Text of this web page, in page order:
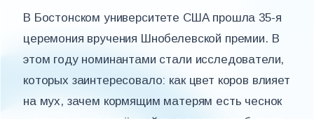
В Бостонском университете США прошла 35-я
церемония вручения Шнобелевской премии. В
этом году номинантами стали исследователи,
которых заинтересовало: как цвет коров влияет
на мух, зачем кормящим матерям есть чеснок